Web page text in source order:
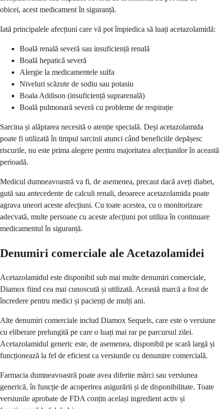
obicei, acest medicament în siguranță.
Iată principalele afecțiuni care vă pot împiedica să luați acetazolamidă:
Boală renală severă sau insuficiență renală
Boală hepatică severă
Alergie la medicamentele sulfa
Niveluri scăzute de sodiu sau potasiu
Boala Addison (insuficiență suprarenală)
Boală pulmonară severă cu probleme de respirație
Sarcina și alăptarea necesită o atenție specială. Deși acetazolamida
poate fi utilizată în timpul sarcinii atunci când beneficiile depășesc
riscurile, nu este prima alegere pentru majoritatea afecțiunilor în această
perioadă.
Medicul dumneavoastră va fi, de asemenea, precaut dacă aveți diabet,
gută sau antecedente de calculi renali, deoarece acetazolamida poate
agrava uneori aceste afecțiuni. Cu toate acestea, cu o monitorizare
adecvată, multe persoane cu aceste afecțiuni pot utiliza în continuare
medicamentul în siguranță.
Denumiri comerciale ale Acetazolamidei
Acetazolamidul este disponibil sub mai multe denumiri comerciale,
Diamox fiind cea mai cunoscută și utilizată. Această marcă a fost de
încredere pentru medici și pacienți de mulți ani.
Alte denumiri comerciale includ Diamox Sequels, care este o versiune
cu eliberare prelungită pe care o luați mai rar pe parcursul zilei.
Acetazolamidul generic este, de asemenea, disponibil pe scară largă și
funcționează la fel de eficient ca versiunile cu denumire comercială.
Farmacia dumneavoastră poate avea diferite mărci sau versiunea
generică, în funcție de acoperirea asigurării și de disponibilitate. Toate
versiunile aprobate de FDA conțin același ingredient activ și